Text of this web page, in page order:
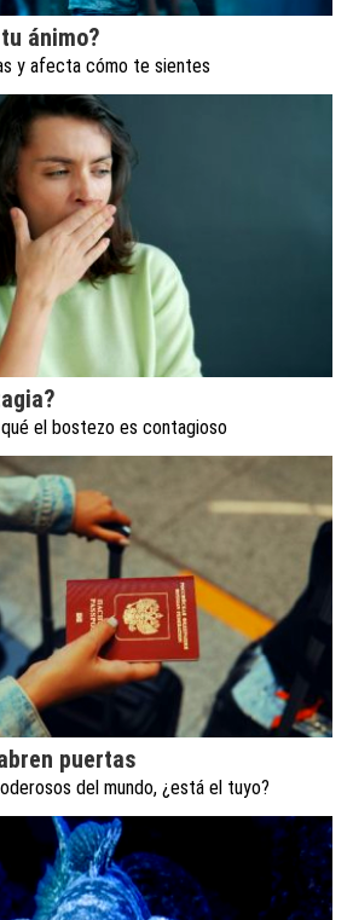
ánimo?
y afecta cómo te sientes
el bostezo es contagioso
puertas
del mundo, ¿está el tuyo?